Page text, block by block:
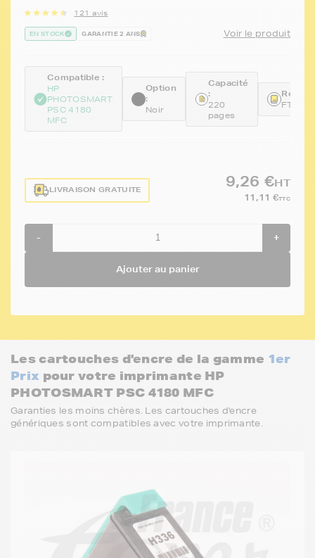
121 avis
EN STOCK GARANTIE 2 ANS Voir le produit
Compatible :
HP
PHOTOSMART
PSC 4180
MFC
Option
:
Noir
Capacité
:
220
pages
LIVRAISON GRATUITE
9,26 €HT
11,11 €TTC
- +
Ajouter au panier
Les cartouches d'encre de la gamme 1er
Prix pour votre imprimante HP
PHOTOSMART PSC 4180 MFC
Garanties les moins chères. Les cartouches d'encre
génériques sont compatibles avec votre imprimante.